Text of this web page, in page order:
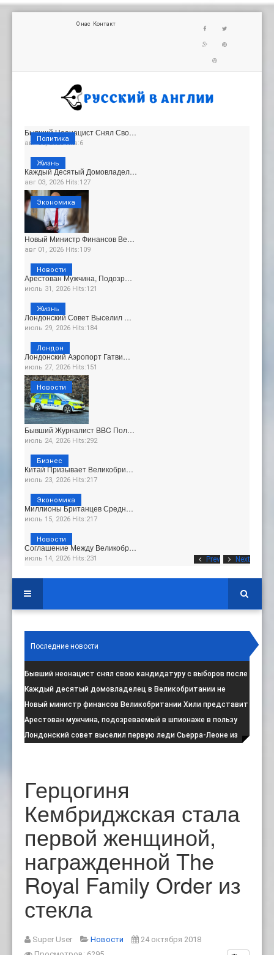
О нас Контакт
Prev Next
Бывший Неонацист Снял Сво…
авг 06, 2026 Hits:6
Политика
Каждый Десятый Домовладел…
авг 03, 2026 Hits:127
Жизнь
Новый Министр Финансов Ве…
авг 01, 2026 Hits:109
Экономика
Арестован Мужчина, Подозр…
июль 31, 2026 Hits:121
Новости
Лондонский Совет Выселил …
июль 29, 2026 Hits:184
Жизнь
Лондонский Аэропорт Гатви…
июль 27, 2026 Hits:151
Лондон
Бывший Журналист BBC Пол…
июль 24, 2026 Hits:292
Новости
Китай Призывает Великобри…
июль 23, 2026 Hits:217
Бизнес
Миллионы Британцев Средн…
июль 15, 2026 Hits:217
Экономика
Соглашение Между Великобр…
июль 14, 2026 Hits:231
Новости
Последние новости
Бывший неонацист снял свою кандидатуру с выборов после
негативной реакции общест:
Каждый десятый домовладелец в Великобритании не
намерен соблюдать запрет на испо:
Новый министр финансов Великобритании Хили представит
свой первый бюджет 28 октя:
Арестован мужчина, подозреваемый в шпионаже в пользу
Ирана на британской военной:
Лондонский совет выселил первую леди Сьерра-Леоне из
Герцогиня
Кембриджская стала
первой женщиной,
награжденной The
Royal Family Order из
стекла
Super User Новости
24 октября 2018